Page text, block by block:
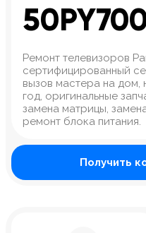
Ремонт телевизоров
сертифицированный
вызов мастера на дом,
год, оригинальные
замена матрицы,
ремонт блока питания.
Получить